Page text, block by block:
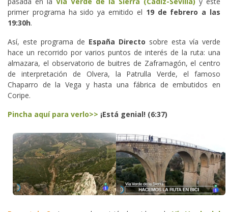
primer programa ha sido ya emitido el 19 de febrero a las
19:30h.
Así, este programa de España Directo sobre esta vía verde
hace un recorrido por varios puntos de interés de la ruta: una
almazara, el observatorio de buitres de Zaframagón, el centro
de interpretación de Olvera, la Patrulla Verde, el famoso
Chaparro de la Vega y hasta una fábrica de embutidos en
Coripe.
Pincha aquí para verlo>> ¡Está genial! (6:37)